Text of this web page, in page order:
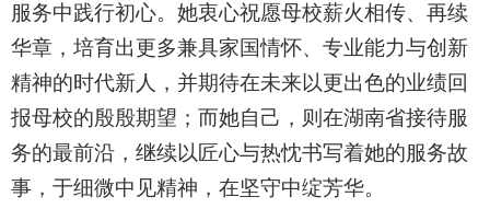
服务中践行初心。她衷心祝愿母校薪火相传、再续
华章，培育出更多兼具家国情怀、专业能力与创新
精神的时代新人，并期待在未来以更出色的业绩回
报母校的殷殷期望；而她自己，则在湖南省接待服
务的最前沿，继续以匠心与热忱书写着她的服务故
事，于细微中见精神，在坚守中绽芳华。